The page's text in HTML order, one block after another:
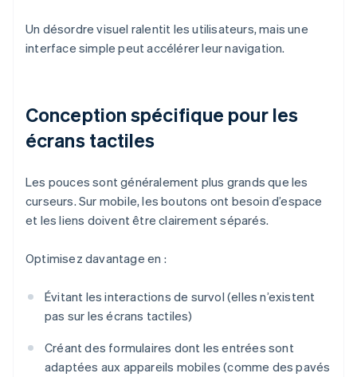
Un désordre visuel ralentit les utilisateurs, mais une
interface simple peut accélérer leur navigation.
Conception spécifique pour les
écrans tactiles
Les pouces sont généralement plus grands que les
curseurs. Sur mobile, les boutons ont besoin d’espace
et les liens doivent être clairement séparés.
Optimisez davantage en :
Évitant les interactions de survol (elles n’existent
pas sur les écrans tactiles)
Créant des formulaires dont les entrées sont
adaptées aux appareils mobiles (comme des pavés